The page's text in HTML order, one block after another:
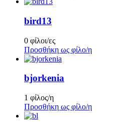
bird13
0 φίλοι/ες
Προσθήκη ως φίλο/η
bjorkenia
1 φίλος/η
Προσθήκη ως φίλο/η